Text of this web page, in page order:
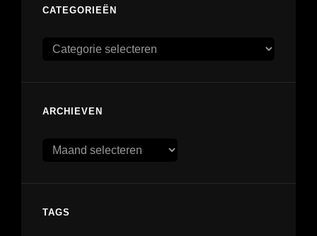
CATEGORIEËN
Categorieën
ARCHIEVEN
Archieven
TAGS